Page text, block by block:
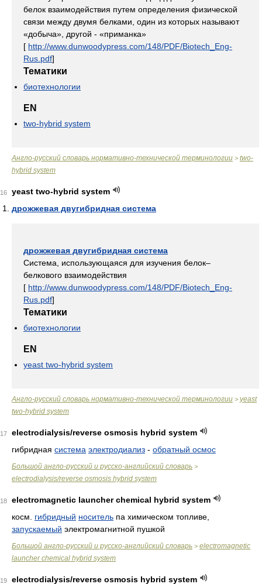
белок взаимодействия путем определения физической
связи между двумя белками, один из которых называют
«добыча», другой - «приманка»
[ http://www.dunwoodypress.com/148/PDF/Biotech_Eng-
Rus.pdf]
Тематики
биотехнологии
EN
two-hybrid system
Англо-русский словарь нормативно-технической терминологии > two-
hybrid system
16
yeast two-hybrid system
дрожжевая двугибридная система
дрожжевая двугибридная система
Система, использующаяся для изучения белок–
белкового взаимодействия
[ http://www.dunwoodypress.com/148/PDF/Biotech_Eng-
Rus.pdf]
Тематики
биотехнологии
EN
yeast two-hybrid system
Англо-русский словарь нормативно-технической терминологии > yeast
two-hybrid system
17
electrodialysis/reverse osmosis hybrid system
гибридная система электродиализ - обратный осмос
Большой англо-русский и русско-английский словарь >
electrodialysis/reverse osmosis hybrid system
18
electromagnetic launcher chemical hybrid system
косм. гибридный носитель па химическом топливе,
запускаемый электромагнитной пушкой
Большой англо-русский и русско-английский словарь > electromagnetic
launcher chemical hybrid system
19
electrodialysis/reverse osmosis hybrid system